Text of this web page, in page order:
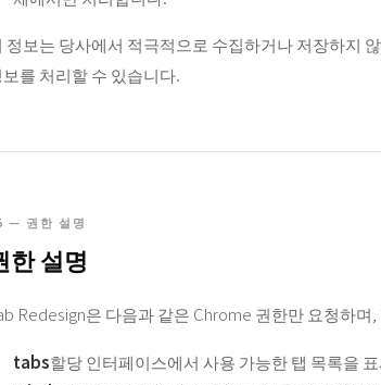
정보는 당사에서 적극적으로 수집하거나 저장하지
를 처리할 수 있습니다.
— 권한 설명
한 설명
Redesign은 다음과 같은 Chrome 권한만 요청하
tabs할당 인터페이스에서 사용 가능한 탭 목록을